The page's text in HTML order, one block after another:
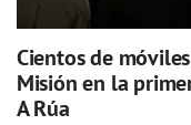
Cientos de
Misión en la
A Rúa